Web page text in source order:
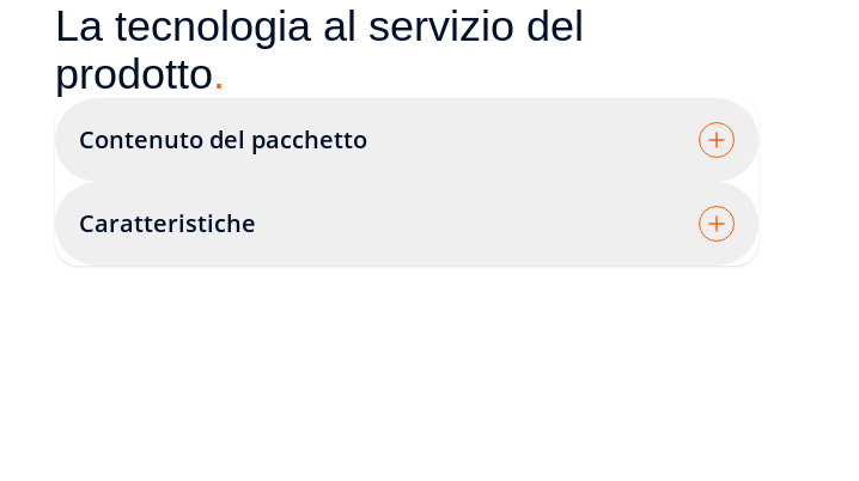
La tecnologia al servizio del
prodotto.
Contenuto del pacchetto
Caratteristiche